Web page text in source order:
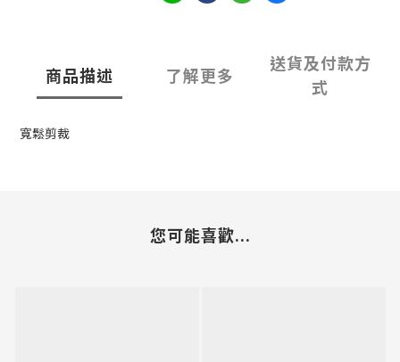
商品描述 了解更多
送貨及付款方
式
寬鬆剪裁
您可能喜歡...